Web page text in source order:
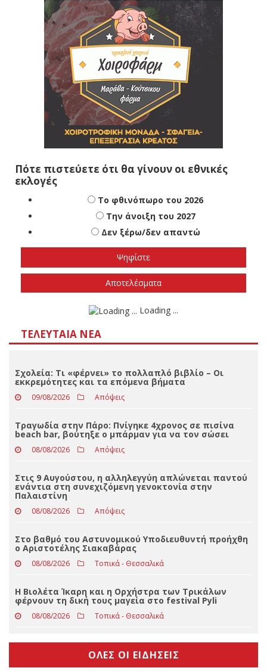
Πότε πιστεύετε ότι θα γίνουν οι εθνικές
εκλογές
Το φθινόπωρο του 2026
Την άνοιξη του 2027
Δεν ξέρω/δεν απαντώ
ΤΕΛΕΥΤΑΊΑ ΝΈΑ
Σχολεία: Τι «φέρνει» το πολλαπλό βιβλίο – Οι
εκκρεμότητες και τα επόμενα βήματα
09/08/2026 Απόψεις
Τραγωδία στην Πάρο: Πνίγηκε 4χρονος σε πισίνα
beach bar, βούτηξε ο μπάρμαν για να τον σώσει
08/08/2026
ενάντια στη συνεχιζόμενη γενοκτονία στην
Παλαιστίνη
08/08/2026 Απόψεις
Στο βαθμό του Αστυνομικού Υποδιευθυντή προήχθη
ο Αριστοτέλης Σιακαβάρας
08/08/2026 Τοπικά - Θεσσαλικά
Η Βιολέτα Ίκαρη και η Ορχήστρα των Τρικάλων
φέρνουν τη δική τους μαγεία στο festival Pyli